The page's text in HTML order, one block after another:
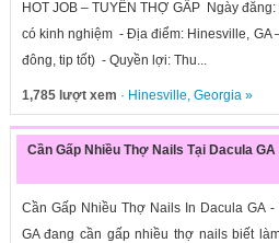
HOT JOB – TUYỂN THỢ GẤP Ngày
có kinh nghiệm - Địa điểm: Hinesville, GA
đông, tip tốt) - Quyền lợi: Thu...
1,785 lượt xem · Hinesville, Georgia»
Cần Gấp Nhiều Thợ Nails Tại Dacula GA
Cần Gấp Nhiều Thợ Nails In Dacula GA
GA đang cần gấp nhiều thợ nails biết